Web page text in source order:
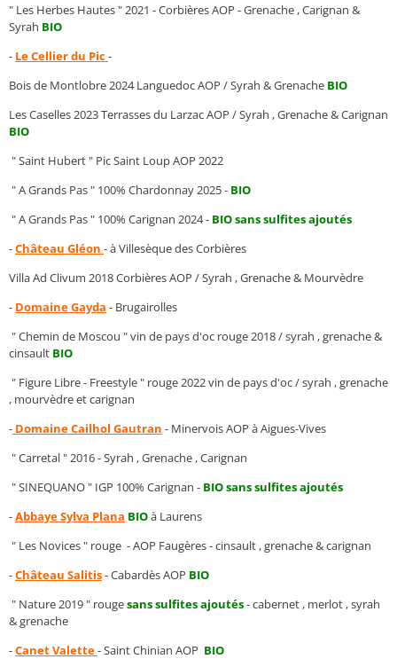
" Les Herbes Hautes " 2021 - Corbières AOP - Grenache , Carignan &
Syrah BIO
- Le Cellier du Pic-
Bois de Montlobre 2024 Languedoc AOP / Syrah & Grenache BIO
Les Caselles 2023 Terrasses du Larzac AOP / Syrah , Grenache & Carignan
BIO
" Saint Hubert " Pic Saint Loup AOP 2022
" A Grands Pas " 100% Chardonnay 2025 - BIO
" A Grands Pas " 100% Carignan 2024 - BIO sans sulfites ajoutés
-Château Gléon - à Villesèque des Corbières
Villa Ad Clivum 2018 Corbières AOP / Syrah , Grenache & Mourvèdre
- Domaine Gayda - Brugairolles
" Chemin de Moscou " vin de pays d'oc rouge 2018 / syrah , grenache &
cinsault BIO
" Figure Libre - Freestyle " rouge 2022 vin de pays d'oc / syrah , grenache
, mourvèdre et carignan
- Domaine Cailhol Gautran - Minervois AOP à Aigues-Vives
" Carretal " 2016 - Syrah , Grenache , Carignan
" SINEQUANO " IGP 100% Carignan - BIOsans sulfites ajoutés
-Abbaye Sylva Plana BIOà Laurens
" Les Novices " rouge - AOP Faugères - cinsault , grenache & carignan
-Château Salitis- Cabardès AOP BIO
" Nature 2019 " rougesans sulfites ajoutés- cabernet , merlot , syrah
& grenache
-Canet Valette- Saint Chinian AOP BIO